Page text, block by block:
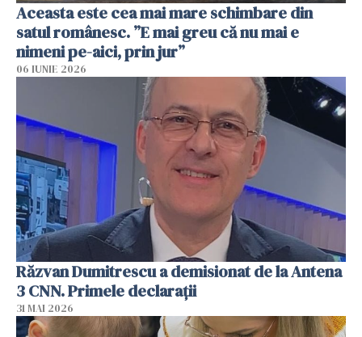
Aceasta este cea mai mare schimbare din
satul românesc. ”E mai greu că nu mai e
nimeni pe-aici, prin jur”
06 IUNIE 2026
Răzvan Dumitrescu a demisionat de la Antena
3 CNN. Primele declarații
31 MAI 2026